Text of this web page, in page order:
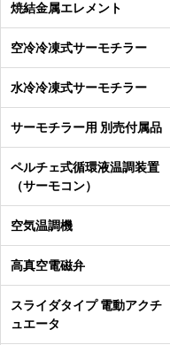
焼結金属エレメント
空冷冷凍式サーモチラー
水冷冷凍式サーモチラー
サーモチラー用 別売付属品
ペルチェ式循環液温調装置
（サーモコン）
空気温調機
高真空電磁弁
スライダタイプ 電動アクチ
ュエータ